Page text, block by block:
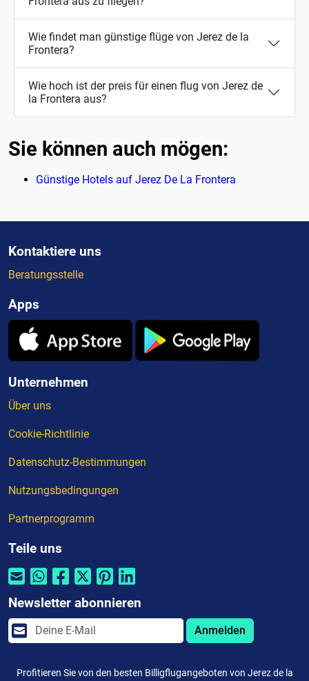
Wie findet man günstige flüge von Jerez de la
Frontera?
Wie hoch ist der preis für einen flug von Jerez de
la Frontera aus?
Sie können auch mögen:
Günstige Hotels auf Jerez De La Frontera
Kontaktiere uns
Beratungsstelle
Apps
Unternehmen
Über uns
Cookie-Richtlinie
Datenschutz-Bestimmungen
Nutzungsbedingungen
Partnerprogramm
Teile uns
Newsletter abonnieren
Anmelden
Profitieren Sie von den besten Billigflugangeboten von Jerez de la